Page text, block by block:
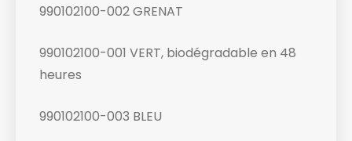
990102100-002 GRENAT
990102100-001 VERT, biodégradable en 48
heures
990102100-003 BLEU